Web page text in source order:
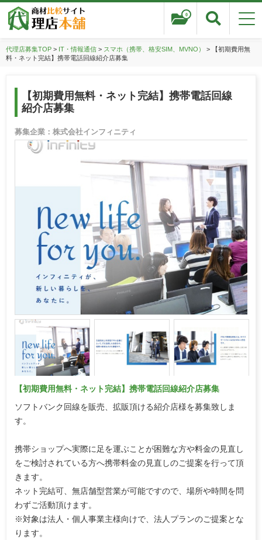
0
代理店募集TOP> IT・情報通信> スマホ（携帯、格安SIM、MVNO）
> 【初期費用無
料・ネット完結】携帯電話回線紹介店募集
【初期費用無料・ネット完結】携帯電話回線
紹介店募集
募集企業：株式会社インフィニティ
【初期費用無料・ネット完結】携帯電話回線紹介店募集
ソフトバンク回線を販売、拡販頂ける紹介店様を募集致しま
す。
携帯ショップへ実際に足を運ぶことが困難な方や料金の見直し
をご検討されている方へ携帯料金の見直しのご提案を行って頂
きます。
ネット完結可、無店舗型営業が可能ですので、場所や時間を問
わずご活動頂けます。
※対象は法人・個人事業主様向けで、法人プランのご提案とな
ります。